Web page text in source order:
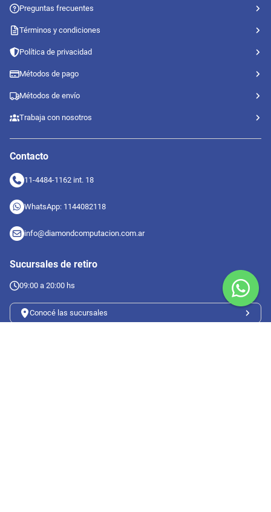
Preguntas frecuentes
Términos y condiciones
Política de privacidad
Métodos de pago
Métodos de envío
Trabaja con nosotros
Contacto
11-4484-1162 int. 18
WhatsApp: 1144082118
info@diamondcomputacion.com.ar
Sucursales de retiro
09:00 a 20:00 hs
Conocé las sucursales